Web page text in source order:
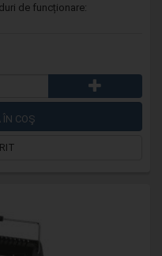
de funcționare:
ÎN COŞ